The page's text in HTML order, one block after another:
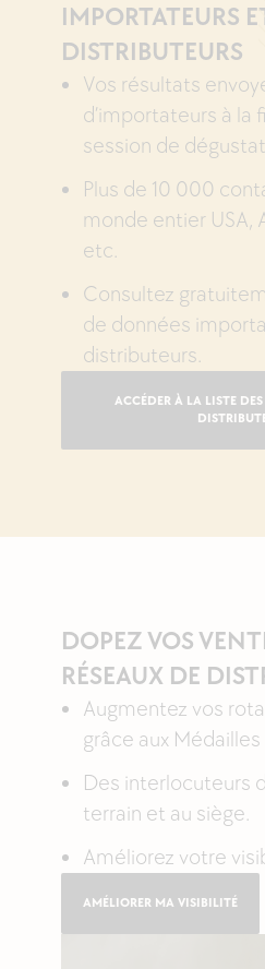
IMPORTATEURS
DISTRIBUTEURS
Vos résultats
d’importateurs à la
session de
Plus de 10 000
monde entier USA,
etc.
Consultez
de données
distributeurs.
ACCÉDER À LA LISTE
DOPEZ VOS
RÉSEAUX DE
Augmentez vos
grâce aux
Des interlocuteurs
terrain et au siège.
Améliorez votre
AMÉLIORER MA VISIBILITÉ